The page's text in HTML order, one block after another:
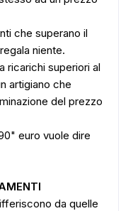
che superano il
niente.
ricarichi superiori al
artigiano che
del prezzo
euro vuole dire
da quelle